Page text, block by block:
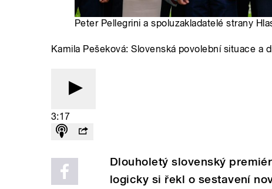
Peter Pellegrini a spoluzakladatelé strany
Kamila Pešeková: Slovenská povolební situace a
3:17
Dlouholetý slovenský
logicky si řekl o sestavení